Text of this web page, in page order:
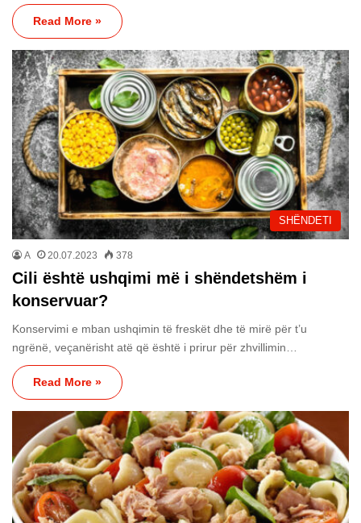
Read More »
SHËNDETI
A 20.07.2023 378
Cili është ushqimi më i shëndetshëm i
konservuar?
Konservimi e mban ushqimin të freskët dhe të mirë për t’u
ngrënë, veçanërisht atë që është i prirur për zhvillimin…
Read More »